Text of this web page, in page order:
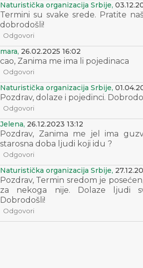
Naturistička organizacija Srbije,
Termini su svake srede. Pratite
dobrodošli!
Odgovori
mara, 26.02.2025 16:02
cao, Zanima me ima li pojedinaca
Odgovori
Naturistička organizacija Srbije,
Pozdrav, dolaze i pojedinci.
Odgovori
Jelena, 26.12.2023 13:12
Pozdrav, Zanima me jel ima
starosna doba ljudi koji idu ?
Odgovori
Naturistička organizacija Srbije,
Pozdrav, Termin sredom je
za nekoga nije. Dolaze ljudi
Dobrodošli!
Odgovori